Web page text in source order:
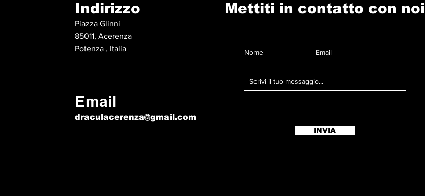
Indirizzo
Piazza Glinni
85011, Acerenza
Potenza , Italia
Email
draculacerenza@gmail.com
Mettiti in contatto con noi
INVIA